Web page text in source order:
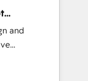
and
we